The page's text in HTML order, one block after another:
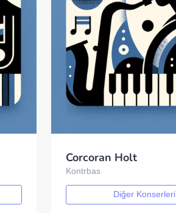
Corcoran Holt
Kontrbas
Diğer Konserleri